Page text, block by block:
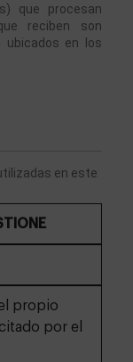
que procesan
reciben son
ubicados en los
en este
propio
por el